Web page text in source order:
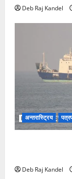
Deb Raj Kandel
अन्तरास्ट्रिय
Deb Raj Kandel